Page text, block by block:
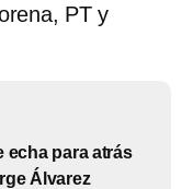
PT y
echa para atrás
Álvarez